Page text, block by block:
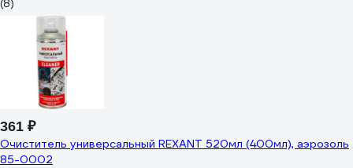
(8)
361 ₽
Очиститель универсальный REXANT 520мл (400мл), аэрозоль
85-0002